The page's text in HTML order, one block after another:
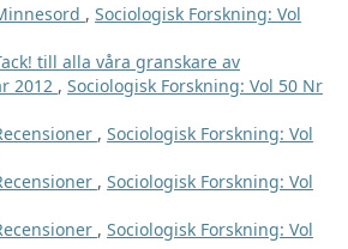
, Sociologisk Forskning: Vol
till alla våra granskare av
2012 , Sociologisk Forskning: Vol 50 Nr
, Sociologisk Forskning: Vol
, Sociologisk Forskning: Vol
, Sociologisk Forskning: Vol